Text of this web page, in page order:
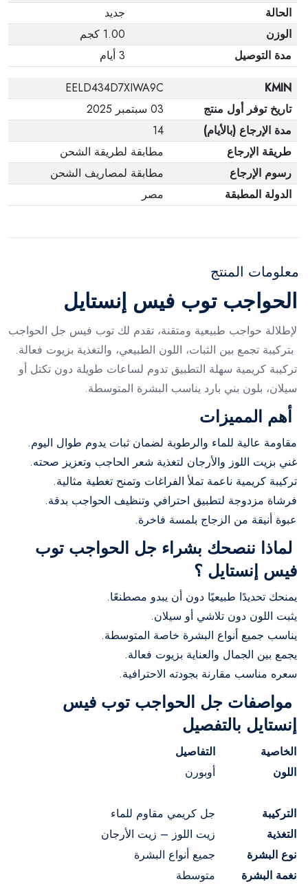
الحالة
جديد
الوزن
1.00 كجم
مدة التوصيل
3 أيام
KMIN
EELD434D7XIWA9C
تاريخ توفر أول منتج
03 سبتمبر 2025
مدة الإرجاع (بالأيام)
14
طريقة الإرجاع
مطابقة لطريقة الشحن
رسوم الإرجاع
مطابقة لمصاريف الشحن
الدولة المطبقة
مصر
معلومات المنتج
الحواجب توب فيس إنستايل
لإطلالة حواجب طبيعية ومتقنة، تقدم لك توب فيس جل الحواجب
بتركيبة تجمع بين الثبات، اللون الطبيعي، والتغذية بزيوت فعالة.
تركيبة كريمية سهلة التطبيق تدوم لساعات طويلة دون تكتل أو
سيلان، بلون بني بارد يناسب البشرة المتوسطة.
أهم المميزات
مقاومة عالية للماء والرطوبة لضمان ثبات يدوم طوال اليوم.
غني بزيت اللوز والأرجان لتغذية شعر الحاجب وتعزيز صحته.
تركيبة كريمية ناعمة تملأ الفراغات وتمنح تغطية مثالية.
فرشاة مزدوجة لتطبيق احترافي وتنظيف الحواجب بدقة.
عبوة أنيقة من الزجاج بلمسة فاخرة.
لماذا ننصحك بشراء جل الحواجب توب
فيس إنستايل ؟
يمنحك تحديدًا طبيعيًا دون أن يبدو مصطنعًا.
يثبت اللون دون تلاشي أو سيلان.
يناسب جميع أنواع البشرة خاصة المتوسطة.
يجمع بين الجمال والعناية بزيوت فعالة.
سعره مناسب مقارنة بجودته الاحترافية.
مواصفات جل الحواجب توب فيس
إنستايل بالتفصيل
الخاصية
التفاصيل
اللون
أوبورن
التركيبة
جل كريمي مقاوم للماء
التغذية
زيت اللوز – زيت الأرجان
نوع البشرة
جميع أنواع البشرة
نغمة البشرة
متوسطة